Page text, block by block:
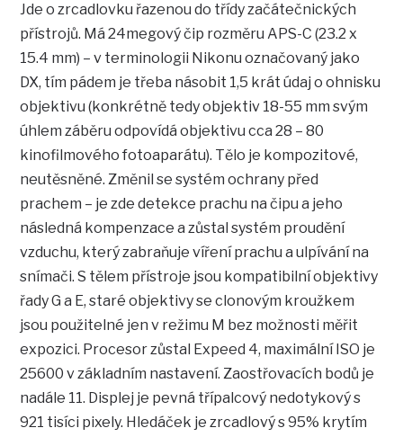
Jde o zrcadlovku řazenou do třídy začátečnických
přístrojů. Má 24megový čip rozměru APS-C (23.2 x
15.4 mm) – v terminologii Nikonu označovaný jako
DX, tím pádem je třeba násobit 1,5 krát údaj o ohnisku
objektivu (konkrétně tedy objektiv 18-55 mm svým
úhlem záběru odpovídá objektivu cca 28 – 80
kinofilmového fotoaparátu). Tělo je kompozitové,
neutěsněné. Změnil se systém ochrany před
prachem – je zde detekce prachu na čipu a jeho
následná kompenzace a zůstal systém proudění
vzduchu, který zabraňuje víření prachu a ulpívání na
snímači. S tělem přístroje jsou kompatibilní objektivy
řady G a E, staré objektivy se clonovým kroužkem
jsou použitelné jen v režimu M bez možnosti měřit
expozici. Procesor zůstal Expeed 4, maximální ISO je
25600 v základním nastavení. Zaostřovacích bodů je
nadále 11. Displej je pevná třípalcový nedotykový s
921 tisíci pixely. Hledáček je zrcadlový s 95% krytím